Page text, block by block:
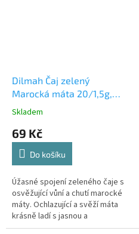
Dilmah Čaj zelený
Marocká máta 20/1,5g,
skupinově balené
Skladem
69 Kč
Do košíku
Úžasné spojení zeleného čaje s
osvěžující vůní a chutí marocké
máty. Ochlazující a svěží máta
krásně ladí s jasnou a
nezaměnitelnou chutí zeleného